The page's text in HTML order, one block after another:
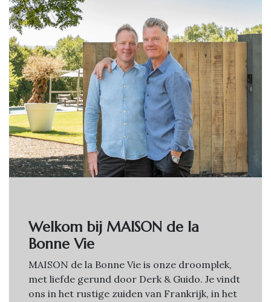
Welkom bij MAISON de la
Bonne Vie
MAISON de la Bonne Vie is onze droomplek,
met liefde gerund door Derk & Guido. Je vindt
ons in het rustige zuiden van Frankrijk, in het